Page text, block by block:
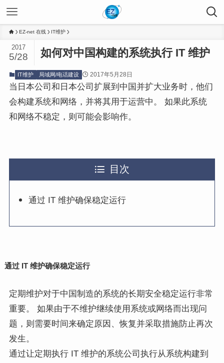
EZ-net 在线 IT维护
如何对中国构建的系统执行 IT 维护
2017
5/28
IT维护 局域网/电话建设 2017年5月28日
当日本公司和日本公司扩展到中国并扩大业务时，他们
会构建系统和网络，并将其用于运营中。 如果此系统
和网络不稳定，则可能会影响作。
目次
通过 IT 维护确保稳定运行
通过 IT 维护确保稳定运行
定期维护对于中国制造的系统的长期安全稳定运行非常
重要。 如果由于不维护继续使用系统或网络而出现问
题，则需要时间来确定原因、恢复并采取措施防止再次
发生。
通过让定期执行 IT 维护的系统公司执行从系统构建到